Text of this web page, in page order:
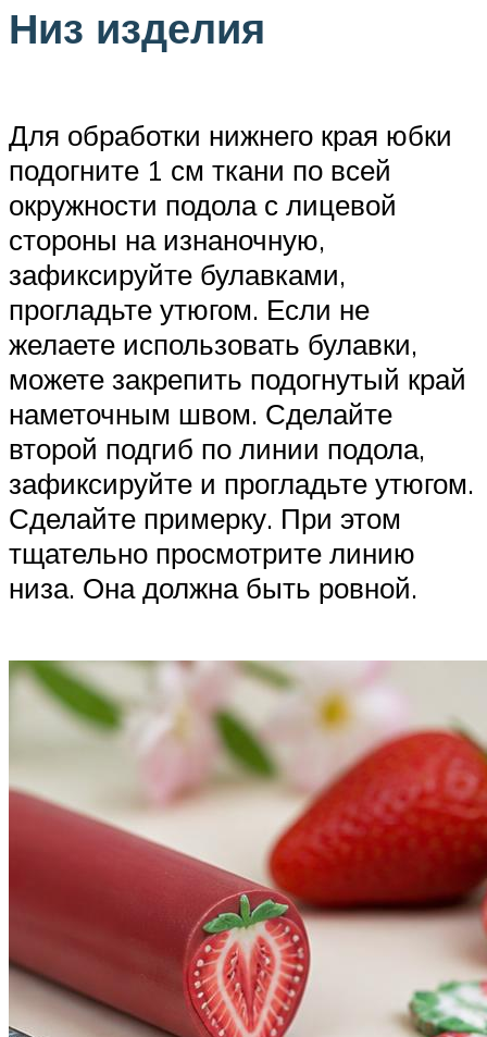
Низ изделия
Для обработки нижнего края юбки
подогните 1 см ткани по всей
окружности подола с лицевой
стороны на изнаночную,
зафиксируйте булавками,
прогладьте утюгом. Если не
желаете использовать булавки,
можете закрепить подогнутый край
наметочным швом. Сделайте
второй подгиб по линии подола,
зафиксируйте и прогладьте утюгом.
Сделайте примерку. При этом
тщательно просмотрите линию
низа. Она должна быть ровной.